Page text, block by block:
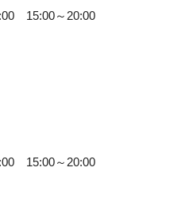
15:00～20:00
15:00～20:00